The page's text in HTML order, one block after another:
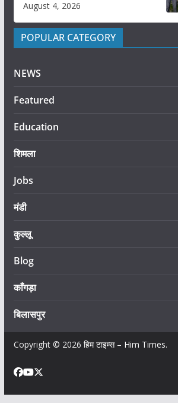
August 4, 2026
POPULAR CATEGORY
NEWS
Featured
Education
शिमला
Jobs
मंडी
कुल्लू
Blog
काँगड़ा
बिलासपुर
Copyright © 2026 हिम टाइम्स – Him Times.